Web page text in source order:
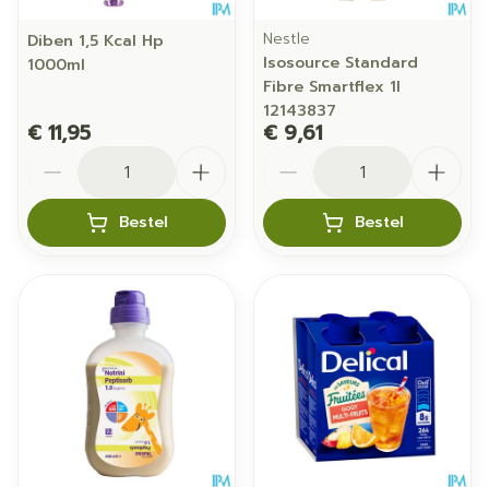
Diben 1,5 Kcal Hp
1000ml
€ 11,95
Bestel
Nestle
Isosource Standard
Fibre Smartflex 1l
12143837
€ 9,61
Bestel